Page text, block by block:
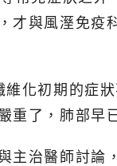
與風溼免疫
化初期的症
了，肺部早
治醫師討論